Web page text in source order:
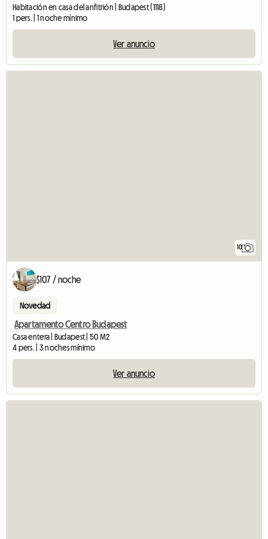
Habitación en casa del anfitrión | Budapest (1118)
1 pers. | 1 noche mínimo
Ver anuncio
10
$107 / noche
Novedad
Apartamento Centro Budapest
Casa entera | Budapest | 50 M2
4 pers. | 3 noches mínimo
Ver anuncio